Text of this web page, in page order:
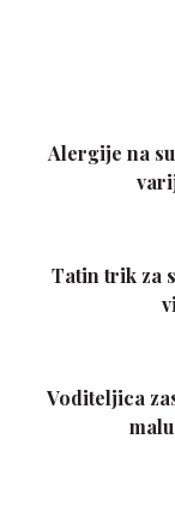
Alergije na
Tatin trik za
Voditeljica